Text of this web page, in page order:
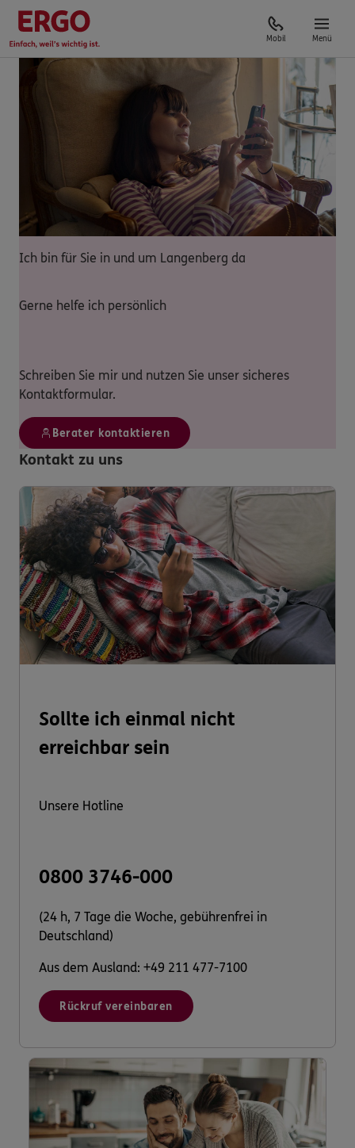
Mobil Menü
Ich bin für Sie in und um Langenberg da
Gerne helfe ich persönlich
Schreiben Sie mir und nutzen Sie unser sicheres
Kontaktformular.
Berater kontaktieren
Kontakt zu uns
Sollte ich einmal nicht
erreichbar sein
Unsere Hotline
0800 3746-000
(24 h, 7 Tage die Woche, gebührenfrei in
Deutschland)
Aus dem Ausland: +49 211 477-7100
Rückruf vereinbaren